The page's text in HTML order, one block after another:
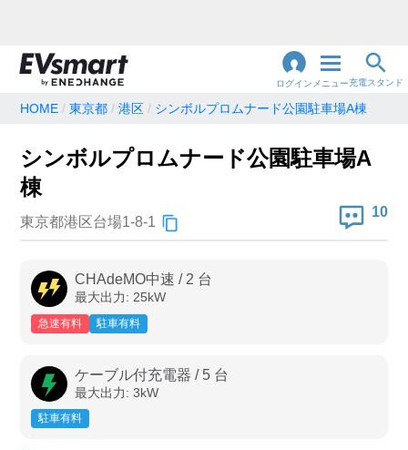
ログイン メニュー充電スタンド
地名・観光スポット・住所で検索
急速充電器のみ表示
高速道路上のみ表示
認証システム
EV充電エネチェンジ
HOME 東京都 港区 シンボルプロムナード公園駐車場A棟
シンボルプロムナード公園駐車場A
棟
東京都港区台場1-8-1
10
CHAdeMO中速 / 2 台
最大出力: 25kW
急速有料 駐車有料
ケーブル付充電器 / 5 台
最大出力: 3kW
駐車有料